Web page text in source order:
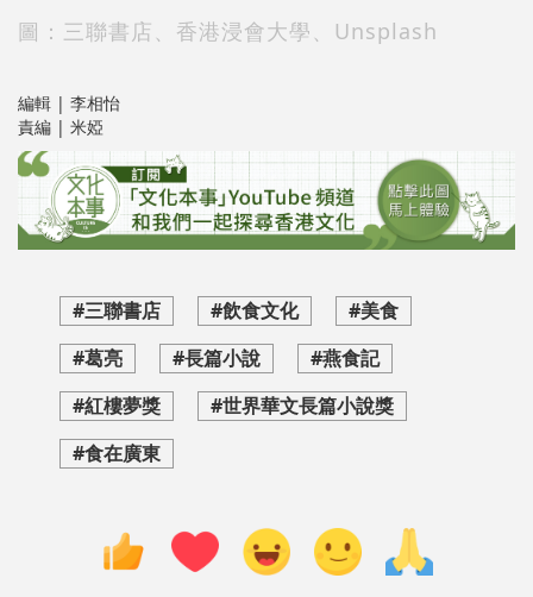
圖：三聯書店、香港浸會大學、Unsplash
編輯 | 李相怡
責編 | 米婭
#三聯書店 #飲食文化
#美食
#葛亮
#長篇小說
#燕食記
#紅樓夢獎
#世界華文長篇小說獎
#食在廣東